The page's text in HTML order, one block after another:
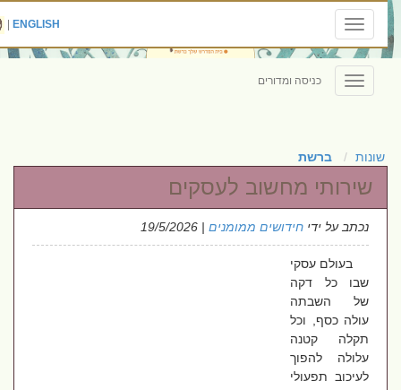
Toggle
navigation
ENGLISH
|
Toggle
navigation
כניסה ומדורים
שונות ברשת
שירותי מחשוב לעסקים
נכתב על ידיחידושים ממומנים| 19/5/2026
בעולם עסקי
שבו כל דקה
של השבתה
עולה כסף, וכל
תקלה קטנה
עלולה להפוך
לעיכוב תפעולי